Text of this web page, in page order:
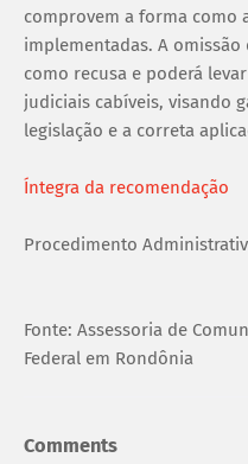
comprovem a forma como
implementadas. A
como recusa e poderá
judiciais cabíveis, visando
legislação e a correta
Íntegra da recomendação
Procedimento
Fonte: Assessoria de
Federal em Rondônia
Comments